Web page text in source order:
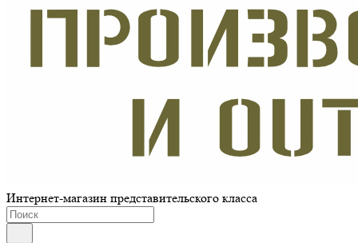
Интернет-магазин представительского класса